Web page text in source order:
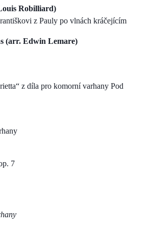
Robilliard)
z Pauly po vlnách kráčejícím
(arr. Edwin Lemare)
z díla pro komorní varhany Pod
7